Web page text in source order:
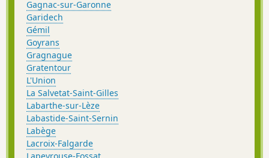
Gagnac-sur-Garonne
Garidech
Gémil
Goyrans
Gragnague
Gratentour
L'Union
La Salvetat-Saint-Gilles
Labarthe-sur-Lèze
Labastide-Saint-Sernin
Labège
Lacroix-Falgarde